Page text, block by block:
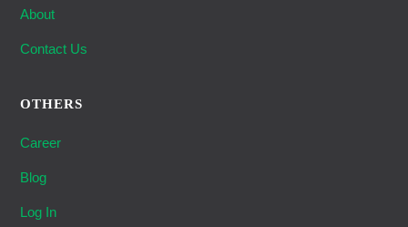
About
Contact Us
OTHERS
Career
Blog
Log In